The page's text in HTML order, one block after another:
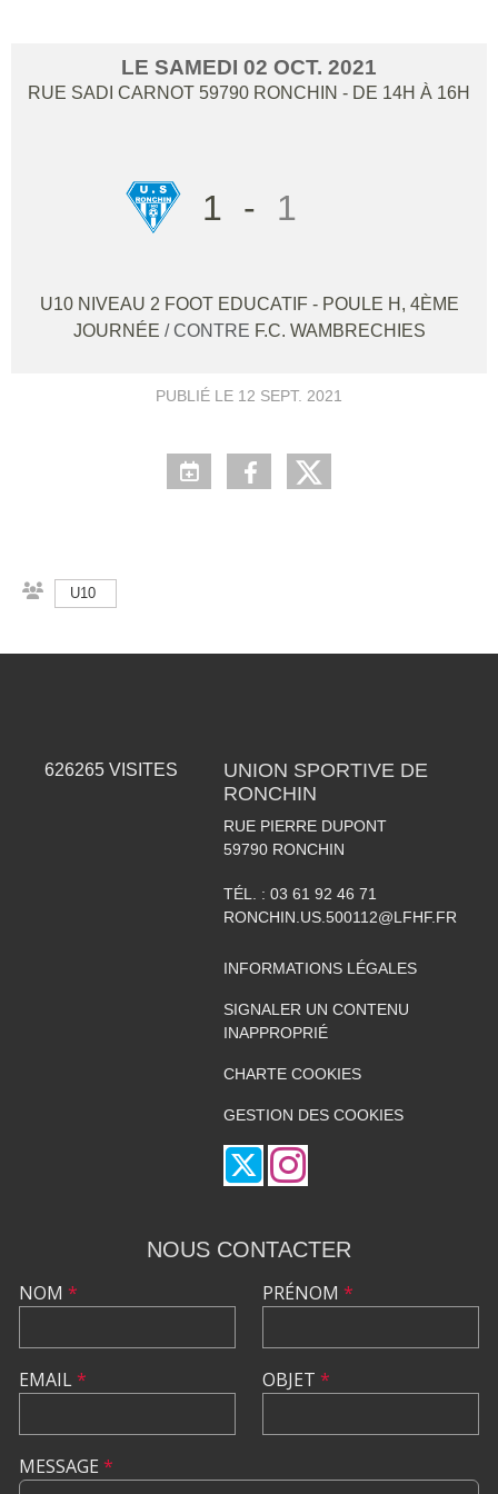
LE SAMEDI 02 OCT. 2021
RUE SADI CARNOT 59790 RONCHIN - DE 14H À 16H
1 - 1
U10 NIVEAU 2 FOOT EDUCATIF - POULE H, 4ÈME
JOURNÉE / CONTRE F.C. WAMBRECHIES
PUBLIÉ LE 12 SEPT. 2021
U10
626265 VISITES
UNION SPORTIVE DE
RONCHIN
RUE PIERRE DUPONT
59790 RONCHIN
TÉL. : 03 61 92 46 71
RONCHIN.US.500112@LFHF.FR
INFORMATIONS LÉGALES
SIGNALER UN CONTENU
INAPPROPRIÉ
CHARTE COOKIES
GESTION DES COOKIES
NOUS CONTACTER
NOM *
EMAIL*
PRÉNOM *
OBJET *
MESSAGE *